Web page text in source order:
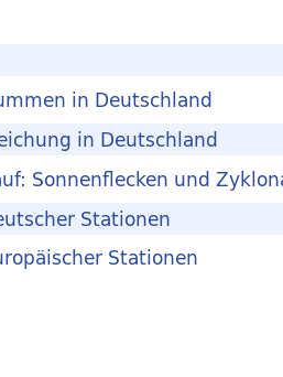
in Deutschland
in Deutschland
Sonnenflecken und
Stationen
Stationen